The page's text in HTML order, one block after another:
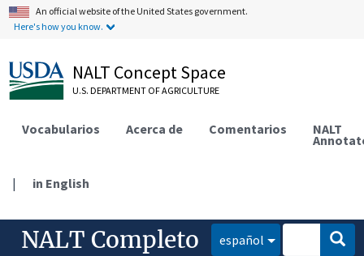
An official website of the United States government.
Here's how you know.
NALT Concept Space
U.S. DEPARTMENT OF AGRICULTURE
Vocabularios Acerca de Comentarios NALT
| in English
NALT Completo español